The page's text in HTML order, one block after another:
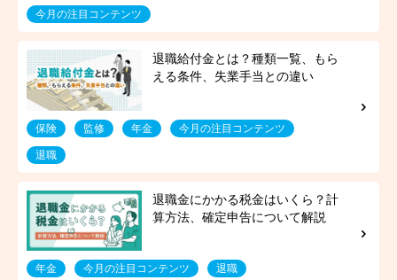
今月の注目コンテンツ
保険 監修 年金 今月の注目コンテンツ
退職
年金 今月の注目コンテンツ 退職